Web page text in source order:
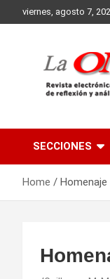
to
viernes, agosto 7,
SECCIONES
Home